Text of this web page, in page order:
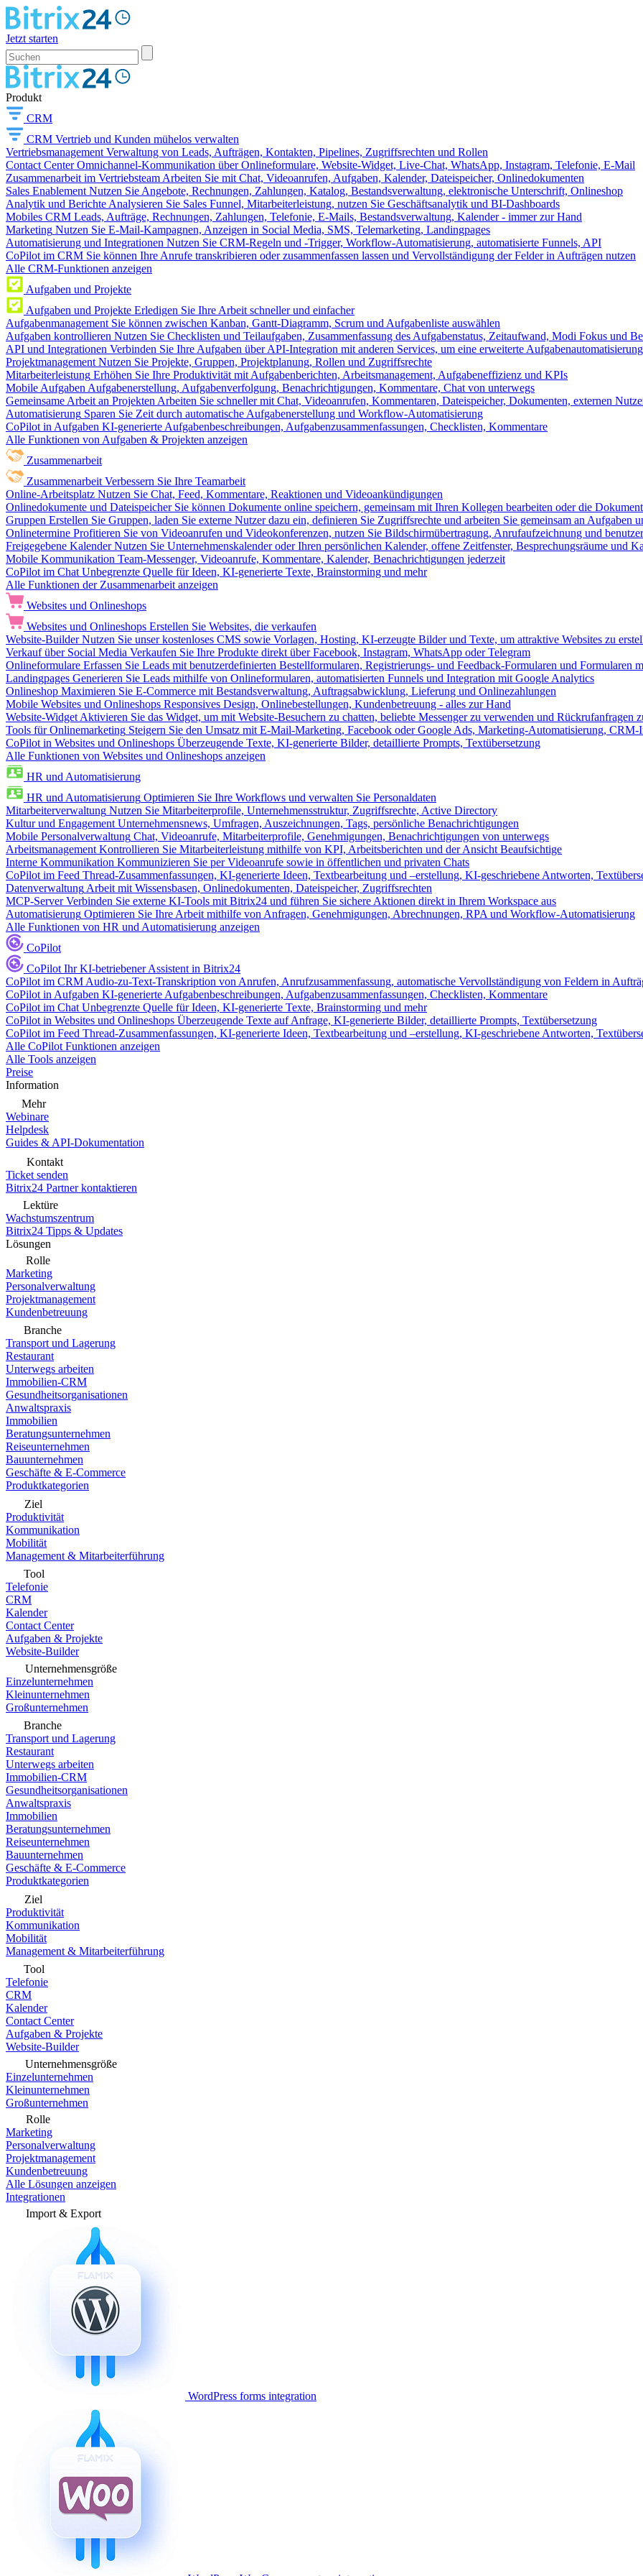
Jetzt starten
Produkt
CRM
CRM Vertrieb und Kunden mühelos verwalten
Vertriebsmanagement Verwaltung von Leads, Aufträgen, Kontakten, Pipelines, Zugriffsrechten und Rollen
Contact Center Omnichannel-Kommunikation über Onlineformulare, Website-Widget, Live-Chat, WhatsApp, Instagram, Telefonie, E-Mail
Zusammenarbeit im Vertriebsteam Arbeiten Sie mit Chat, Videoanrufen, Aufgaben, Kalender, Dateispeicher, Onlinedokumenten
Sales Enablement Nutzen Sie Angebote, Rechnungen, Zahlungen, Katalog, Bestandsverwaltung, elektronische Unterschrift, Onlineshop
Analytik und Berichte Analysieren Sie Sales Funnel, Mitarbeiterleistung, nutzen Sie Geschäftsanalytik und BI-Dashboards
Mobiles CRM Leads, Aufträge, Rechnungen, Zahlungen, Telefonie, E-Mails, Bestandsverwaltung, Kalender - immer zur Hand
Marketing Nutzen Sie E-Mail-Kampagnen, Anzeigen in Social Media, SMS, Telemarketing, Landingpages
Automatisierung und Integrationen Nutzen Sie CRM-Regeln und -Trigger, Workflow-Automatisierung, automatisierte Funnels, API
CoPilot im CRM Sie können Ihre Anrufe transkribieren oder zusammenfassen lassen und Vervollständigung der Felder in Aufträgen nutzen
Alle CRM-Funktionen anzeigen
Aufgaben und Projekte
Aufgaben und Projekte Erledigen Sie Ihre Arbeit schneller und einfacher
Aufgabenmanagement Sie können zwischen Kanban, Gantt-Diagramm, Scrum und Aufgabenliste auswählen
Aufgaben kontrollieren Nutzen Sie Checklisten und Teilaufgaben, Zusammenfassung des Aufgabenstatus, Zeitaufwand, Modi Fokus und
API und Integrationen Verbinden Sie Ihre Aufgaben über API-Integration mit anderen Services, um eine erweiterte
Projektmanagement Nutzen Sie Projekte, Gruppen, Projektplanung, Rollen und Zugriffsrechte
Mitarbeiterleistung Erhöhen Sie Ihre Produktivität mit Aufgabenberichten, Arbeitsmanagement, Aufgabeneffizienz und KPIs
Mobile Aufgaben Aufgabenerstellung, Aufgabenverfolgung, Benachrichtigungen, Kommentare, Chat von unterwegs
Gemeinsame Arbeit an Projekten Arbeiten Sie schneller mit Chat, Videoanrufen, Kommentaren, Dateispeicher, Dokumenten, externen
Automatisierung Sparen Sie Zeit durch automatische Aufgabenerstellung und Workflow-Automatisierung
CoPilot in Aufgaben KI-generierte Aufgabenbeschreibungen, Aufgabenzusammenfassungen, Checklisten, Kommentare
Alle Funktionen von Aufgaben & Projekten anzeigen
Zusammenarbeit
Zusammenarbeit Verbessern Sie Ihre Teamarbeit
Online-Arbeitsplatz Nutzen Sie Chat, Feed, Kommentare, Reaktionen und Videoankündigungen
Onlinedokumente und Dateispeicher Sie können Dokumente online speichern, gemeinsam mit Ihren Kollegen bearbeiten oder die
Gruppen Erstellen Sie Gruppen, laden Sie externe Nutzer dazu ein, definieren Sie Zugriffsrechte und arbeiten Sie gemeinsam an Aufgaben
Onlinetermine Profitieren Sie von Videoanrufen und Videokonferenzen, nutzen Sie Bildschirmübertragung, Anrufaufzeichnung und
Freigegebene Kalender Nutzen Sie Unternehmenskalender oder Ihren persönlichen Kalender, offene Zeitfenster, Besprechungsräume und
Mobile Kommunikation Team-Messenger, Videoanrufe, Kommentare, Kalender, Benachrichtigungen jederzeit
CoPilot im Chat Unbegrenzte Quelle für Ideen, KI-generierte Texte, Brainstorming und mehr
Alle Funktionen der Zusammenarbeit anzeigen
Websites und Onlineshops
Websites und Onlineshops Erstellen Sie Websites, die verkaufen
Website-Builder Nutzen Sie unser kostenloses CMS sowie Vorlagen, Hosting, KI-erzeugte Bilder und Texte, um attraktive Websites zu
Verkauf über Social Media Verkaufen Sie Ihre Produkte direkt über Facebook, Instagram, WhatsApp oder Telegram
Onlineformulare Erfassen Sie Leads mit benutzerdefinierten Bestellformularen, Registrierungs- und Feedback-Formularen und Formularen
Landingpages Generieren Sie Leads mithilfe von Onlineformularen, automatisierten Funnels und Integration mit Google Analytics
Onlineshop Maximieren Sie E-Commerce mit Bestandsverwaltung, Auftragsabwicklung, Lieferung und Onlinezahlungen
Mobile Websites und Onlineshops Responsives Design, Onlinebestellungen, Kundenbetreuung - alles zur Hand
Website-Widget Aktivieren Sie das Widget, um mit Website-Besuchern zu chatten, beliebte Messenger zu verwenden und Rückrufanfragen
Tools für Onlinemarketing Steigern Sie den Umsatz mit E-Mail-Marketing, Facebook oder Google Ads, Marketing-Automatisierung, CRM-
CoPilot in Websites und Onlineshops Überzeugende Texte, KI-generierte Bilder, detaillierte Prompts, Textübersetzung
Alle Funktionen von Websites und Onlineshops anzeigen
HR und Automatisierung
HR und Automatisierung Optimieren Sie Ihre Workflows und verwalten Sie Personaldaten
Mitarbeiterverwaltung Nutzen Sie Mitarbeiterprofile, Unternehmensstruktur, Zugriffsrechte, Active Directory
Kultur und Engagement Unternehmensnews, Umfragen, Auszeichnungen, Tags, persönliche Benachrichtigungen
Mobile Personalverwaltung Chat, Videoanrufe, Mitarbeiterprofile, Genehmigungen, Benachrichtigungen von unterwegs
Arbeitsmanagement Kontrollieren Sie Mitarbeiterleistung mithilfe von KPI, Arbeitsberichten und der Ansicht Beaufsichtige
Interne Kommunikation Kommunizieren Sie per Videoanrufe sowie in öffentlichen und privaten Chats
CoPilot im Feed Thread-Zusammenfassungen, KI-generierte Ideen, Textbearbeitung und –erstellung, KI-geschriebene Antworten,
Datenverwaltung Arbeit mit Wissensbasen, Onlinedokumenten, Dateispeicher, Zugriffsrechten
MCP-Server Verbinden Sie externe KI-Tools mit Bitrix24 und führen Sie sichere Aktionen direkt in Ihrem Workspace aus
Automatisierung Optimieren Sie Ihre Arbeit mithilfe von Anfragen, Genehmigungen, Abrechnungen, RPA und Workflow-Automatisierung
Alle Funktionen von HR und Automatisierung anzeigen
CoPilot
CoPilot Ihr KI-betriebener Assistent in Bitrix24
CoPilot im CRM Audio-zu-Text-Transkription von Anrufen, Anrufzusammenfassung, automatische Vervollständigung von Feldern in
CoPilot in Aufgaben KI-generierte Aufgabenbeschreibungen, Aufgabenzusammenfassungen, Checklisten, Kommentare
CoPilot im Chat Unbegrenzte Quelle für Ideen, KI-generierte Texte, Brainstorming und mehr
CoPilot in Websites und Onlineshops Überzeugende Texte auf Anfrage, KI-generierte Bilder, detaillierte Prompts, Textübersetzung
CoPilot im Feed Thread-Zusammenfassungen, KI-generierte Ideen, Textbearbeitung und –erstellung, KI-geschriebene Antworten,
Alle CoPilot Funktionen anzeigen
Alle Tools anzeigen
Preise
Information
Mehr
Webinare
Helpdesk
Guides & API-Dokumentation
Kontakt
Ticket senden
Bitrix24 Partner kontaktieren
Lektüre
Wachstumszentrum
Bitrix24 Tipps & Updates
Lösungen
Rolle
Marketing
Personalverwaltung
Projektmanagement
Kundenbetreuung
Branche
Transport und Lagerung
Restaurant
Unterwegs arbeiten
Immobilien-CRM
Gesundheitsorganisationen
Anwaltspraxis
Immobilien
Beratungsunternehmen
Reiseunternehmen
Bauunternehmen
Geschäfte & E-Commerce
Produktkategorien
Ziel
Produktivität
Kommunikation
Mobilität
Management & Mitarbeiterführung
Tool
Telefonie
CRM
Kalender
Contact Center
Aufgaben & Projekte
Website-Builder
Unternehmensgröße
Einzelunternehmen
Kleinunternehmen
Großunternehmen
Branche
Transport und Lagerung
Restaurant
Unterwegs arbeiten
Immobilien-CRM
Gesundheitsorganisationen
Anwaltspraxis
Immobilien
Beratungsunternehmen
Reiseunternehmen
Bauunternehmen
Geschäfte & E-Commerce
Produktkategorien
Ziel
Produktivität
Kommunikation
Mobilität
Management & Mitarbeiterführung
Tool
Telefonie
CRM
Kalender
Contact Center
Aufgaben & Projekte
Website-Builder
Unternehmensgröße
Einzelunternehmen
Kleinunternehmen
Großunternehmen
Rolle
Marketing
Personalverwaltung
Projektmanagement
Kundenbetreuung
Alle Lösungen anzeigen
Integrationen
Import & Export
WordPress forms integration